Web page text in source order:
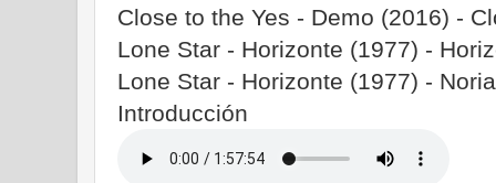
Close to the Yes - Demo (2016) -
Lone Star - Horizonte (1977) -
Lone Star - Horizonte (1977) -
Introducción